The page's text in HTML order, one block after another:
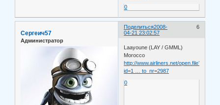
0
Поделиться 6
2008-
04-21 23:02:57
Сергеич57
Администратор
Laayoune (LAY / GMML)
Morocco
http://www.airliners.net/open.file?
id=1 … to_nr=2987
0